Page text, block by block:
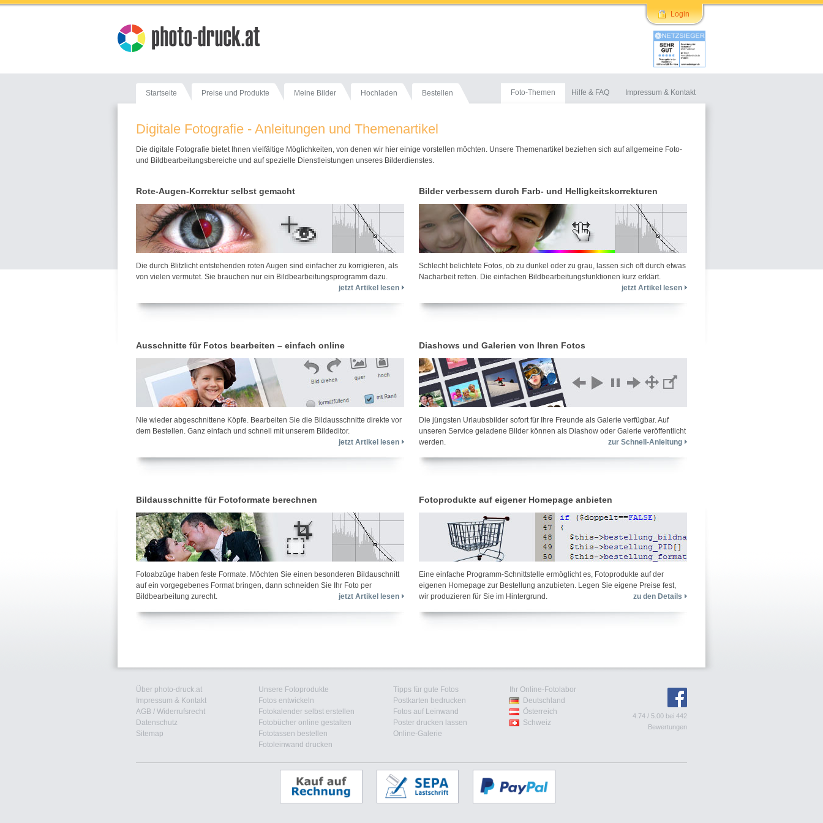
Login
Startseite Preise und Produkte Meine Bilder Hochladen Bestellen Foto-Themen Hilfe & FAQ Impressum & Kontakt
Digitale Fotografie - Anleitungen und Themenartikel
Die digitale Fotografie bietet Ihnen vielfältige Möglichkeiten, von denen wir hier einige vorstellen möchten. Unsere Themenartikel beziehen sich auf allgemeine Foto-
und Bildbearbeitungsbereiche und auf spezielle Dienstleistungen unseres Bilderdienstes.
Rote-Augen-Korrektur selbst gemacht
Die durch Blitzlicht entstehenden roten Augen sind einfacher zu korrigieren, als
von vielen vermutet. Sie brauchen nur ein Bildbearbeitungsprogramm dazu.
jetzt Artikel lesen
Ausschnitte für Fotos bearbeiten – einfach online
Nie wieder abgeschnittene Köpfe. Bearbeiten Sie die Bildausschnitte direkte vor
dem Bestellen. Ganz einfach und schnell mit unserem Bildeditor.
jetzt Artikel lesen
Bildausschnitte für Fotoformate berechnen
Fotoabzüge haben feste Formate. Möchten Sie einen besonderen Bildauschnitt
auf ein vorgegebenes Format bringen, dann schneiden Sie Ihr Foto per
Bildbearbeitung zurecht.
jetzt Artikel lesen
Bilder verbessern durch Farb- und Helligkeitskorrekturen
Schlecht belichtete Fotos, ob zu dunkel oder zu grau, lassen sich oft durch etwas
Nacharbeit retten. Die einfachen Bildbearbeitungsfunktionen kurz erklärt.
jetzt Artikel lesen
Diashows und Galerien von Ihren Fotos
Die jüngsten Urlaubsbilder sofort für Ihre Freunde als Galerie verfügbar. Auf
unseren Service geladene Bilder können als Diashow oder Galerie veröffentlicht
werden.
zur Schnell-Anleitung
Fotoprodukte auf eigener Homepage anbieten
Eine einfache Programm-Schnittstelle ermöglicht es, Fotoprodukte auf der
eigenen Homepage zur Bestellung anzubieten. Legen Sie eigene Preise fest,
wir produzieren für Sie im Hintergrund.
zu den Details
Über photo-druck.at
Impressum & Kontakt
AGB / Widerrufsrecht
Datenschutz
Sitemap
Unsere Fotoprodukte
Fotos entwickeln
Fotokalender selbst erstellen
Fotobücher online gestalten
Fototassen bestellen
Fotoleinwand drucken
Tipps für gute Fotos
Postkarten bedrucken
Fotos auf Leinwand
Poster drucken lassen
Online-Galerie
Ihr Online-Fotolabor
Deutschland
Österreich
Schweiz
4.74 / 5.00 bei 442
Bewertungen